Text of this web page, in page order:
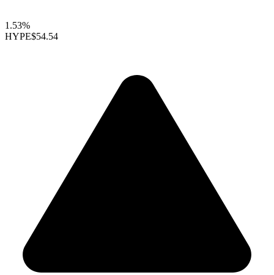
1.53%
HYPE$54.54